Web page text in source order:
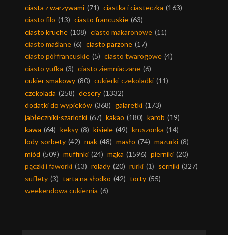
ciasta z warzywami (71) ciastka i ciasteczka (163)
ciasto filo (13) ciasto francuskie (63)
ciasto kruche (108) ciasto makaronowe (11)
ciasto maślane (6) ciasto parzone (17)
ciasto półfrancuskie (5) ciasto twarogowe (4)
ciasto yufka (3) ciasto ziemniaczane (6)
cukier smakowy (80) cukierki-czekoladki (11)
czekolada (258) desery (1332)
dodatki do wypieków (368) galaretki (173)
jabłeczniki-szarlotki (67) kakao (180) karob (19)
kawa (64) keksy (8) kisiele (49) kruszonka (14)
lody-sorbety (42) mak (48) masło (74) mazurki (8)
miód (509) muffinki (24) mąka (1596) pierniki (20)
pączki i faworki (13) rolady (20) rurki (1) serniki (327)
suflety (3) tarta na słodko (42) torty (55)
weekendowa cukiernia (6)